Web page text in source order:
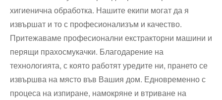
хигиенична обработка. Нашите екипи могат да я
извършат и то с професионализъм и качество.
Притежаваме професионални екстракторни машини и
перящи прахосмукачки. Благодарение на
технологията, с която работят уредите ни, прането се
извършва на място във Вашия дом. Едновременно с
процеса на изпиране, намокряне и втриване на